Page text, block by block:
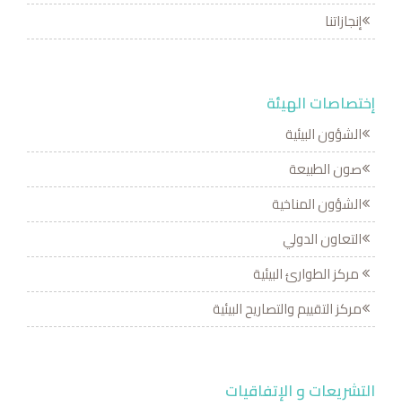
إنجازاتنا
إختصاصات الهيئة
الشؤون البيئية
صون الطبيعة
الشؤون المناخية
التعاون الدولي
مركز الطوارئ البيئية
مركز التقييم والتصاريح البيئية
التشريعات و الإتفاقيات